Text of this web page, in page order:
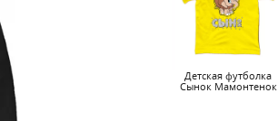
Детская футболка
Сынок Мамонтенок